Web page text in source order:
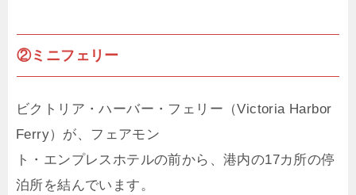
②ミニフェリー
ビクトリア・ハーバー・フェリー（Victoria Harbor
Ferry）が、フェアモン
ト・エンプレスホテルの前から、港内の17カ所の停
泊所を結んでいます。